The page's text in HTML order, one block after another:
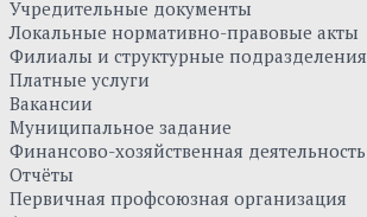
Учредительные документы
Локальные нормативно-правовые акты
Филиалы и структурные подразделения
Платные услуги
Вакансии
Муниципальное задание
Финансово-хозяйственная деятельность
Отчёты
Первичная профсоюзная организация